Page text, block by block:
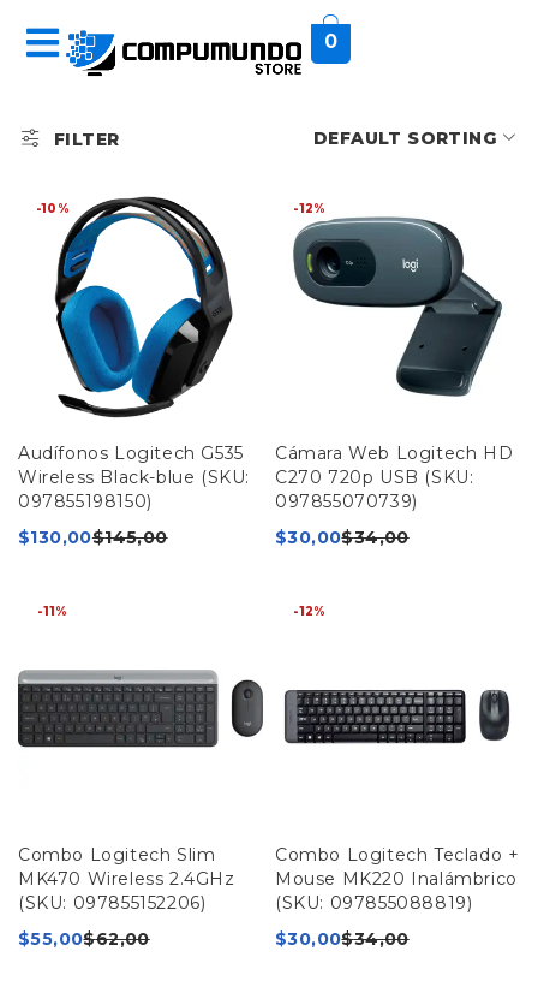
0
FILTER DEFAULT SORTING
-10%
Audífonos Logitech G535
Wireless Black-blue (SKU:
097855198150)
$145,00
$130,00
-12%
Cámara Web Logitech HD
C270 720p USB (SKU:
097855070739)
$34,00
$30,00
-11%
Combo Logitech Slim
MK470 Wireless 2.4GHz
(SKU: 097855152206)
$62,00
$55,00
-12%
Combo Logitech Teclado +
Mouse MK220 Inalámbrico
(SKU: 097855088819)
$34,00
$30,00